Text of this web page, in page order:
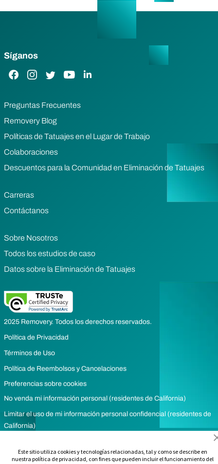
Este sitio utiliza cookies y tecnologías relacionadas, tal y como se describe en
nuestra política de privacidad, con fines que pueden incluir el funcionamiento del
Síganos
Enlace de Facebook
Enlace de Instagram
Enlace de Twitter
Enlace de YouTube
Enlace de LinkedIn
Preguntas Frecuentes
Removery Blog
Políticas de Tatuajes en el Lugar de Trabajo
Colaboraciones
Descuentos para la Comunidad en Eliminación de Tatuajes
Carreras
Contáctanos
Sobre Nosotros
Todos los estudios de caso
Datos sobre la Eliminación de Tatuajes
2025 Removery. Todos los derechos reservados.
Política de Privacidad
Términos de Uso
Política de Reembolsos y Cancelaciones
Preferencias sobre cookies
No venda mi información personal (residentes de California)
Limitar el uso de mi información personal confidencial (residentes de
California)